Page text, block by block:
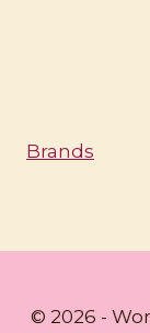
Brands
© 2026 -